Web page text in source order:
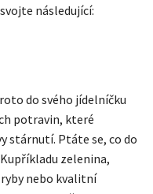
následující:
do svého jídelníčku
potravin, které
stárnutí. Ptáte se, co do
zelenina,
nebo kvalitní